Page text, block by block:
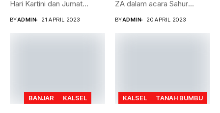
Hari Kartini dan Jumat
BYADMIN 21 APRIL 2023
ZA dalam acara Sahur
BYADMIN 20 APRIL 2023
BANJAR KALSEL KALSEL TANAH BUMBU